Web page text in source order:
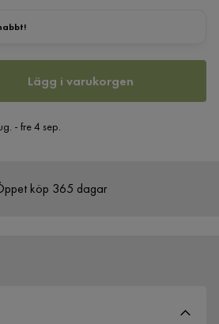
Lägg i varukorgen
- fre 4 sep.
400 000 nöjda kunder